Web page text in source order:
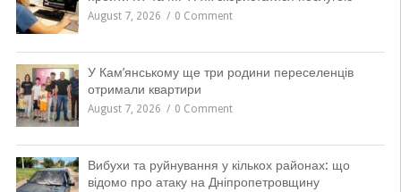
August 7, 2026 0 Comment
У Кам’янському ще три родини переселенців
отримали квартири
August 7, 2026 0 Comment
Вибухи та руйнування у кількох районах: що
відомо про атаку на Дніпропетровщину